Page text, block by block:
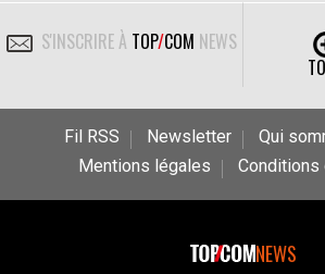
S'INSCRIRE À TOP/COM NEWS
Fil RSS Newsletter
Qui
Mentions légales
Conditions
NEWS